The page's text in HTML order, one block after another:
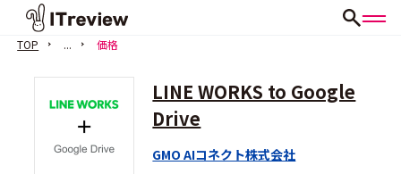
TOP ... 価格
LINE WORKS to Google
Drive
GMO AIコネクト株式会社